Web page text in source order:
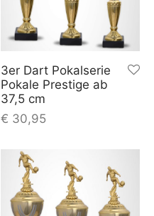
3er Dart Pokalserie
Pokale Prestige ab
37,5 cm
€ 30,95